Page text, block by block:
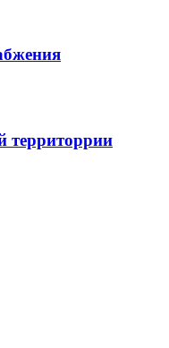
территоррии